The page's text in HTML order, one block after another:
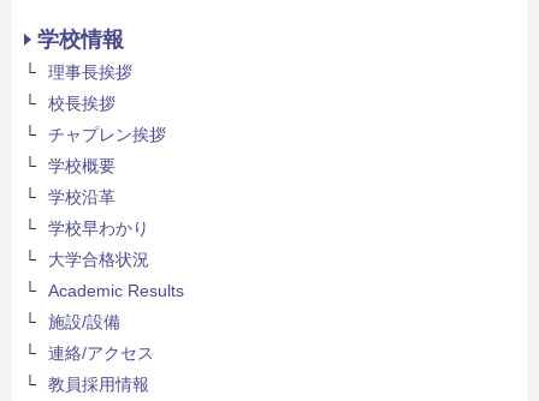
学校情報
理事長挨拶
校長挨拶
チャプレン挨拶
学校概要
学校沿革
学校早わかり
大学合格状況
Academic Results
施設/設備
連絡/アクセス
教員採用情報